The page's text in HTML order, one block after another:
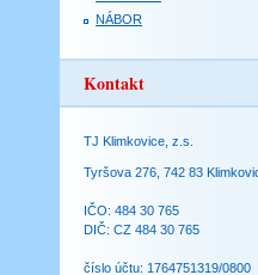
NÁBOR
Kontakt
TJ Klimkovice, z.s.
Tyršova 276, 742 83
IČO: 484 30 765
DIČ: CZ 484 30 765
číslo účtu: 1764751319/0800